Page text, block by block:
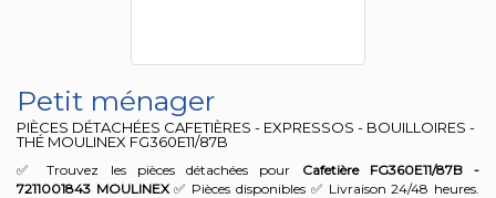
Petit ménager
PIÈCES DÉTACHÉES CAFETIÈRES - EXPRESSOS - BOUILLOIRES -
THÉ MOULINEX FG360E11/87B
✅ Trouvez les pièces détachées pour Cafetière FG360E11/87B -
7211001843 MOULINEX✅ Pièces disponibles ✅ Livraison 24/48 heures.